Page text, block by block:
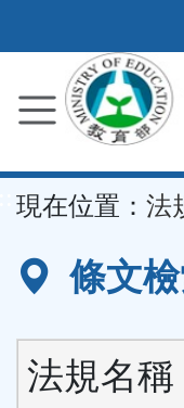
到
要
容
區
現在位置： 法
條文
法規名稱